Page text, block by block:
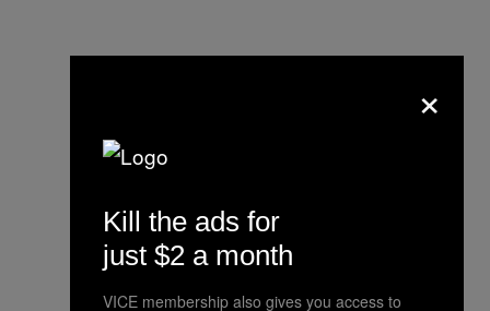
×
Kill the ads for
just $2 a month
VICE membership also gives you access to